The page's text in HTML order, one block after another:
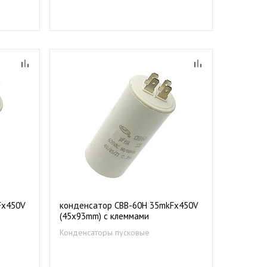
конденсатор CBB-60Н 35mkFх450V
(45х93mm) с клеммами
Конденсаторы пусковые